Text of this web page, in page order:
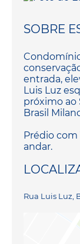
SOBRE
entrada,
Luis Luz
próximo ao
Brasil
Prédio com
andar.
Rua Luis Luz,